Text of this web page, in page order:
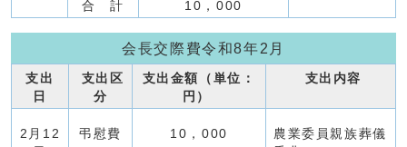
合 計 10，000
会長交際費令和8年2月
支出
日
支出区
分
支出金額（単位：
円）
支出内容
2月12
弔慰費 10，000
農業委員親族葬儀